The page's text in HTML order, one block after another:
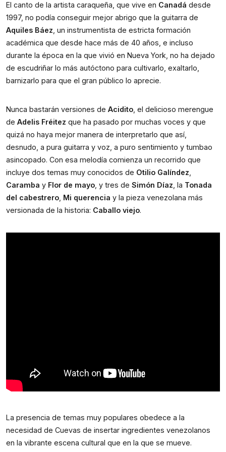
El canto de la artista caraqueña, que vive en Canadá desde
Aquiles Báez, un instrumentista de estricta formación
académica que desde hace más de 40 años, e incluso
durante la época en la que vivió en Nueva York, no ha dejado
de escudriñar lo más autóctono para cultivarlo, exaltarlo,
barnizarlo para que el gran público lo aprecie.
Nunca bastarán versiones de Acidito, el delicioso merengue
de Adelis Fréitez que ha pasado por muchas voces y que
quizá no haya mejor manera de interpretarlo que así,
desnudo, a pura guitarra y voz, a puro sentimiento y tumbao
asincopado. Con esa melodía comienza un recorrido que
incluye dos temas muy conocidos de Otilio Galíndez
Caramba y Flor de mayo, y tres de Simón Díaz, la Tonada
del cabestrero, Mi querencia y la pieza venezolana más
versionada de la historia: Caballo viejo.
La presencia de temas muy populares obedece a la
necesidad de Cuevas de insertar ingredientes venezolanos
en la vibrante escena cultural que en la que se mueve.